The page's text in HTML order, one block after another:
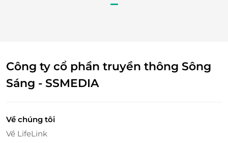
Khách hàng đến với Sườn Mười không chỉ được
Công ty cổ phần truyền thông Sông
Sáng - SSMEDIA
Về chúng tôi
Về LifeLink